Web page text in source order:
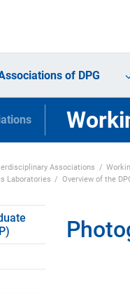
of DPG
Associations
Laboratories
Overview of the